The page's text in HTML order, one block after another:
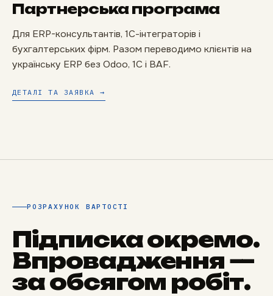
Партнерська програма
Для ERP-консультантів, 1С-інтеграторів і
бухгалтерських фірм. Разом переводимо клієнтів на
українську ERP без Odoo, 1С і BAF.
ДЕТАЛІ ТА ЗАЯВКА →
РОЗРАХУНОК ВАРТОСТІ
Підписка окремо.
Впровадження —
за обсягом робіт.